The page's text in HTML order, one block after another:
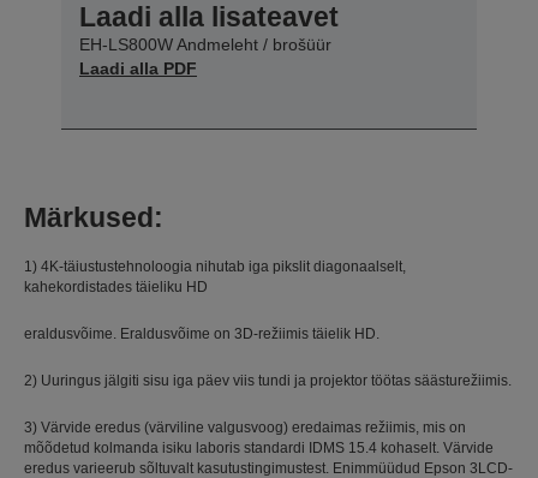
Laadi alla lisateavet
EH-LS800W Andmeleht / brošüür
Laadi alla PDF
Märkused:
1) 4K-täiustustehnoloogia nihutab iga pikslit diagonaalselt,
kahekordistades täieliku HD
eraldusvõime. Eraldusvõime on 3D-režiimis täielik HD.
2) Uuringus jälgiti sisu iga päev viis tundi ja projektor töötas säästurežiimis.
3) Värvide eredus (värviline valgusvoog) eredaimas režiimis, mis on
mõõdetud kolmanda isiku laboris standardi IDMS 15.4 kohaselt. Värvide
eredus varieerub sõltuvalt kasutustingimustest. Enimmüüdud Epson 3LCD-